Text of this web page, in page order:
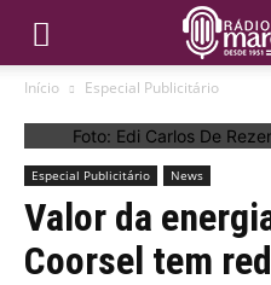
Início Especial Publicitário
Foto: Edi Carlos De
Especial Publicitário News
Valor da
Coorsel tem